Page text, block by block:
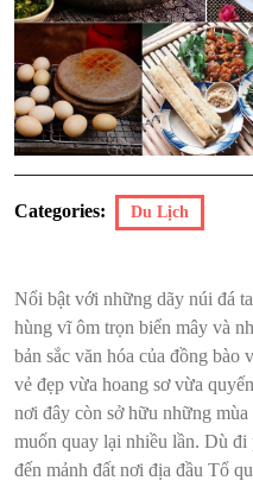
Categories: Du Lịch
Nổi bật với những dãy núi đá
hùng vĩ ôm trọn biển mây và
bản sắc văn hóa của đồng bào
vẻ đẹp vừa hoang sơ vừa
nơi đây còn sở hữu những
muốn quay lại nhiều lần. Dù
đến mảnh đất nơi địa đầu Tổ